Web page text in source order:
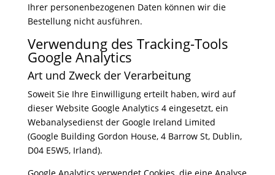
Ihrer personenbezogenen Daten können wir die
Bestellung nicht ausführen.
Verwendung des Tracking-Tools
Google Analytics
Art und Zweck der Verarbeitung
Soweit Sie Ihre Einwilligung erteilt haben, wird auf
dieser Website Google Analytics 4 eingesetzt, ein
Webanalysedienst der Google Ireland Limited
(Google Building Gordon House, 4 Barrow St, Dublin,
D04 E5W5, Irland).